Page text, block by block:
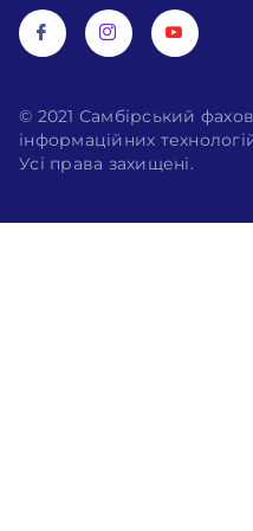
© 2021 Самбірський
інформаційних
Усі права захищені.